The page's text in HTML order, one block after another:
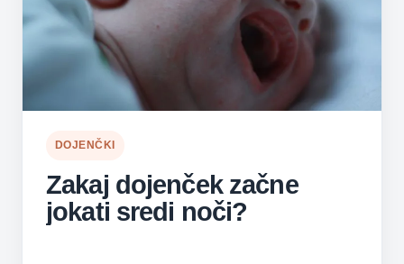
DOJENČKI
Zakaj dojenček začne
jokati sredi noči?